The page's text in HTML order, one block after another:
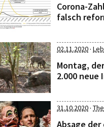
Corona-
falsch
02.11.2020·
Montag,
2.000 neue
31.10.2020·
Absage der